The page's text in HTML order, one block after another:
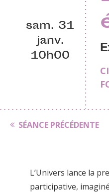
sam. 31
janv.
10h00
SÉANCE PRÉCÉDENTE
L’Univers lance la
participative,